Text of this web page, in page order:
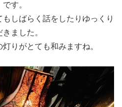
す。
しばらく話をしたりゆっくり
ました。
りがとても和みますね。